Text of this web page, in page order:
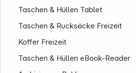
Taschen & Hüllen Tablet
Taschen & Rucksäcke Freizeit
Koffer Freizeit
Taschen & Hüllen eBook-Reader